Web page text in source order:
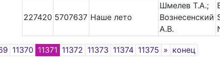
227420 5707637 Наше лето
Шмелев Т.А.;
Вознесенский
А.В.
11370 11371 11372 11373 11374 11375 » Next
конец